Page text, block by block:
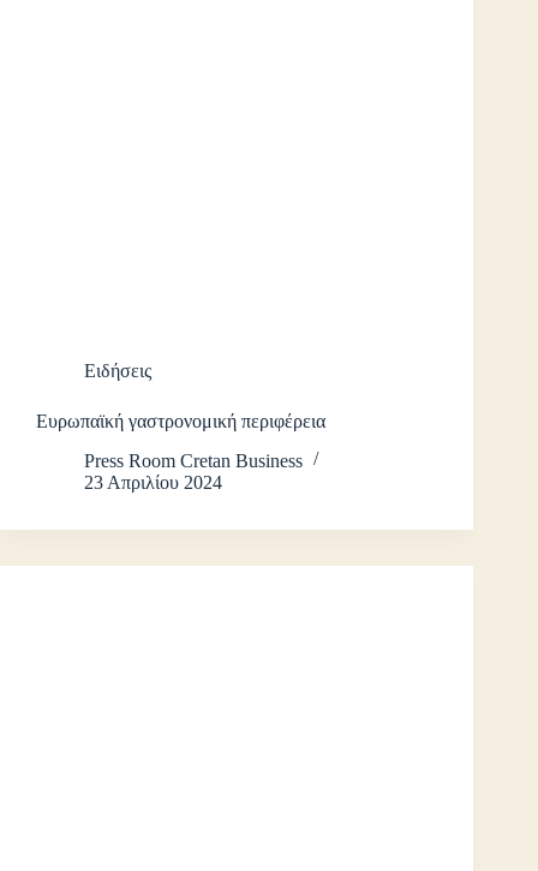
Ειδήσεις
Ευρωπαϊκή γαστρονομική περιφέρεια
Press Room Cretan Business
23 Απριλίου 2024